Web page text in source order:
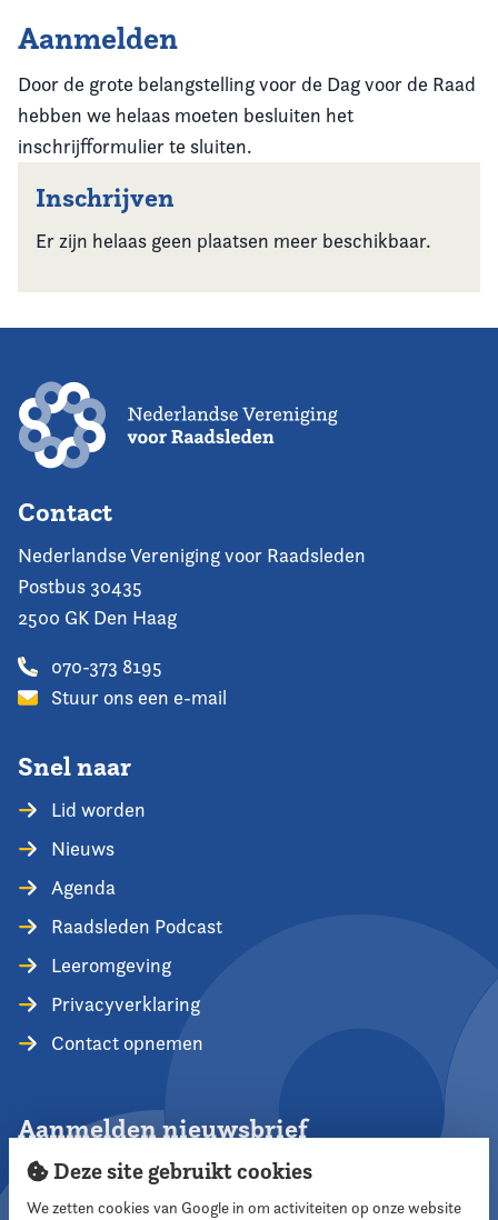
Aanmelden
Door de grote belangstelling voor de Dag voor de Raad
hebben we helaas moeten besluiten het
inschrijfformulier te sluiten.
Inschrijven
Er zijn helaas geen plaatsen meer beschikbaar.
Contact
Nederlandse Vereniging voor Raadsleden
Postbus 30435
2500 GK Den Haag
070-373 8195
Stuur ons een e-mail
Snel naar
Lid worden
Nieuws
Agenda
Raadsleden Podcast
Leeromgeving
Privacyverklaring
Contact opnemen
Aanmelden nieuwsbrief
Deze site gebruikt cookies
We zetten cookies van Google in om activiteiten op onze website